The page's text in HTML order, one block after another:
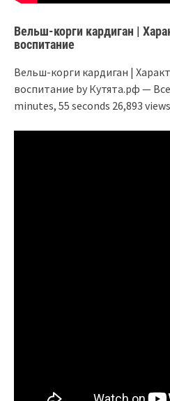
Вельш-корги кардиган |
воспитание
Вельш-корги кардиган |
воспитание by Кутята.рф —
minutes, 55 seconds 26,893 views